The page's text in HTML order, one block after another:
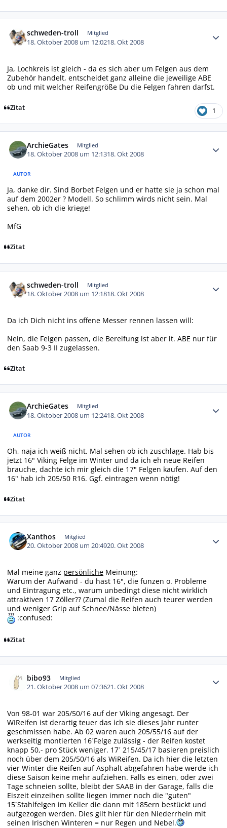
schweden-troll Mitglied
18. Oktober 2008 um 12:0218. Okt 2008
Ja, Lochkreis ist gleich - da es sich aber um Felgen aus dem
Zubehör handelt, entscheidet ganz alleine die jeweilige ABE
ob und mit welcher Reifengröße Du die Felgen fahren darfst.
Zitat 1
ArchieGates Mitglied
18. Oktober 2008 um 12:1318. Okt 2008
AUTOR
Ja, danke dir. Sind Borbet Felgen und er hatte sie ja schon mal
auf dem 2002er ? Modell. So schlimm wirds nicht sein. Mal
sehen, ob ich die kriege!
MfG
Zitat
schweden-troll Mitglied
18. Oktober 2008 um 12:1818. Okt 2008
Da ich Dich nicht ins offene Messer rennen lassen will:
Nein, die Felgen passen, die Bereifung ist aber lt. ABE nur für
den Saab 9-3 II zugelassen.
Zitat
ArchieGates Mitglied
18. Oktober 2008 um 12:2418. Okt 2008
AUTOR
Oh, naja ich weiß nicht. Mal sehen ob ich zuschlage. Hab bis
jetzt 16" Viking Felge im Winter und da ich eh neue Reifen
brauche, dachte ich mir gleich die 17" Felgen kaufen. Auf den
16" hab ich 205/50 R16. Ggf. eintragen wenn nötig!
Zitat
Xanthos Mitglied
20. Oktober 2008 um 20:4920. Okt 2008
Mal meine ganz persönliche Meinung:
Warum der Aufwand - du hast 16", die funzen o. Probleme
und Eintragung etc., warum unbedingt diese nicht wirklich
attraktiven 17 Zöller?? (Zumal die Reifen auch teurer werden
und weniger Grip auf Schnee/Nässe bieten)
:confused:
Zitat
bibo93 Mitglied
21. Oktober 2008 um 07:3621. Okt 2008
Von 98-01 war 205/50/16 auf der Viking angesagt. Der
WIReifen ist derartig teuer das ich sie dieses Jahr runter
geschmissen habe. Ab 02 waren auch 205/55/16 auf der
werkseitig montierten 16´Felge zulässig - der Reifen kostet
knapp 50,- pro Stück weniger. 17´ 215/45/17 basieren preislich
noch über dem 205/50/16 als WiReifen. Da ich hier die letzten
vier Winter die Reifen auf Asphalt abgefahren habe werde ich
diese Saison keine mehr aufziehen. Falls es einen, oder zwei
Tage schneien sollte, bleibt der SAAB in der Garage, falls die
Eiszeit einzeihen sollte liegen immer noch die "guten"
15`Stahlfelgen im Keller die dann mit 185ern bestückt und
aufgezogen werden. Dies gilt hier für den Niederrhein mit
seinen Irischen Winteren = nur Regen und Nebel.